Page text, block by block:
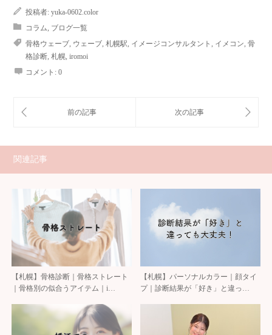
投稿者: yuka-0602.color
コラム ブログ一覧
骨格ウェーブ ウェーブ 札幌駅 イメージコンサルタント イメコン 骨
格診断 札幌 iromoi
コメント: 0
関連記事
【札幌】骨格診断｜骨格ストレート
｜骨格別の似合うアイテム｜i…
【札幌】パーソナルカラー｜顔タイ
プ｜診断結果が「好き」と違っ…